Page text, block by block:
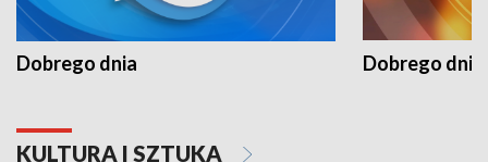
Dobrego dnia Dobrego dnia
KULTURA I SZTUKA